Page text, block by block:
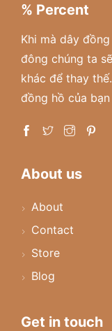
% Percent
Khi mà dây
đông chúng ta
khác để thay
đồng hồ của
About us
About
Contact
Store
Blog
Get in touch